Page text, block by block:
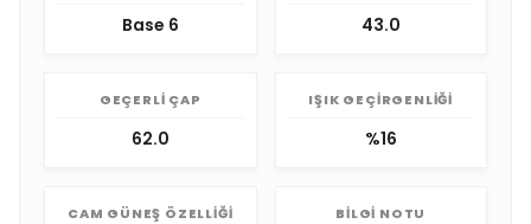
Base 6 43.0
GEÇERLI ÇAP
62.0
IŞIK GEÇIRGENLIĞI
%16
CAM GÜNEŞ ÖZELLIĞI BILGI NOTU